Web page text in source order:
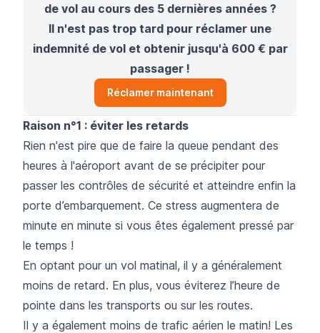
de vol au cours des 5 dernières années ?
Il n'est pas trop tard pour réclamer une
indemnité de vol et obtenir jusqu'à 600 € par
passager !
Réclamer maintenant
Raison n°1 : éviter les retards
Rien n'est pire que de faire la queue pendant des
heures à l'aéroport avant de se précipiter pour
passer les contrôles de sécurité et atteindre enfin la
porte d’embarquement. Ce stress augmentera de
minute en minute si vous êtes également pressé par
le temps !
En optant pour un vol matinal, il y a généralement
moins de retard. En plus, vous éviterez l’heure de
pointe dans les transports ou sur les routes.
Il y a également moins de trafic aérien le matin! Les